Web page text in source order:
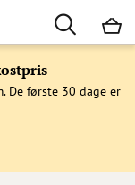
De første 30 dage er